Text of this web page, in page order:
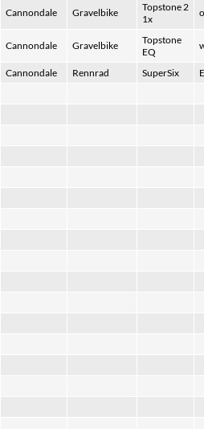
Cannondale Gravelbike
Topstone 2
1x
Cannondale Gravelbike
Topstone
EQ
Cannondale Rennrad SuperSix